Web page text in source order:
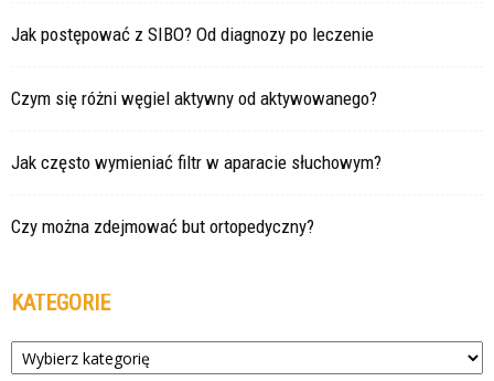
Jak postępować z SIBO? Od diagnozy po leczenie
Czym się różni węgiel aktywny od aktywowanego?
Jak często wymieniać filtr w aparacie słuchowym?
Czy można zdejmować but ortopedyczny?
KATEGORIE
Kategorie